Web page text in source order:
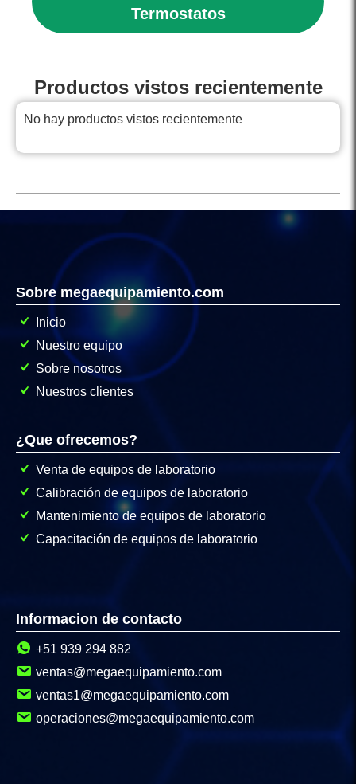
Termostatos
Productos vistos recientemente
No hay productos vistos recientemente
Sobre megaequipamiento.com
Inicio
Nuestro equipo
Sobre nosotros
Nuestros clientes
¿Que ofrecemos?
Venta de equipos de laboratorio
Calibración de equipos de laboratorio
Mantenimiento de equipos de laboratorio
Capacitación de equipos de laboratorio
Informacion de contacto
+51 939 294 882
ventas@megaequipamiento.com
ventas1@megaequipamiento.com
operaciones@megaequipamiento.com